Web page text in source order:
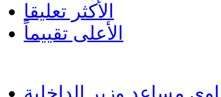
الأكثر تعليقا
الأعلى تقييماً